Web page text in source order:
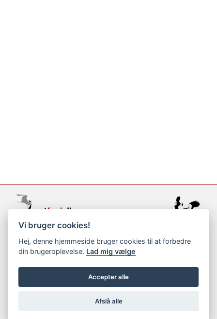
support@netfugl.dk
copyright © 2002-2023
Vi bruger cookies!
Hej, denne hjemmeside bruger cookies til at forbedre
din brugeroplevelse. Lad mig vælge
Accepter alle
Afslå alle